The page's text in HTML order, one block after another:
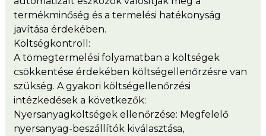
termékminőség és a termelési hatékonyság
javítása érdekében.
Költségkontroll:
A tömegtermelési folyamatban a költségek
csökkentése érdekében költségellenőrzésre van
szükség. A gyakori költségellenőrzési
intézkedések a következők:
Nyersanyagköltségek ellenőrzése: Megfelelő
nyersanyag-beszállítók kiválasztása,